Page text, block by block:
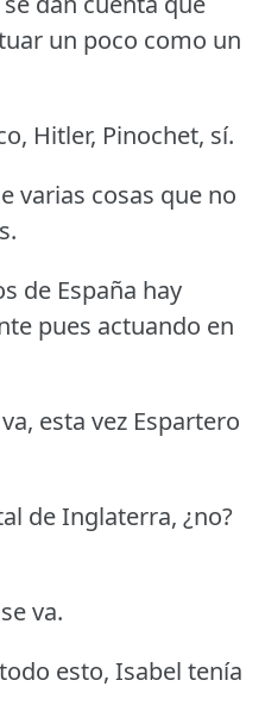
un poco como un
Hitler, Pinochet, sí.
varias cosas que no
de España hay
pues actuando en
esta vez Espartero
de Inglaterra, ¿no?
va.
esto, Isabel tenía